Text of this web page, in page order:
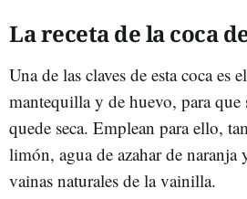
La receta de la coca
Una de las claves de esta coca es el
mantequilla y de huevo, para que
quede seca. Emplean para ello,
limón, agua de azahar de naranja
vainas naturales de la vainilla.